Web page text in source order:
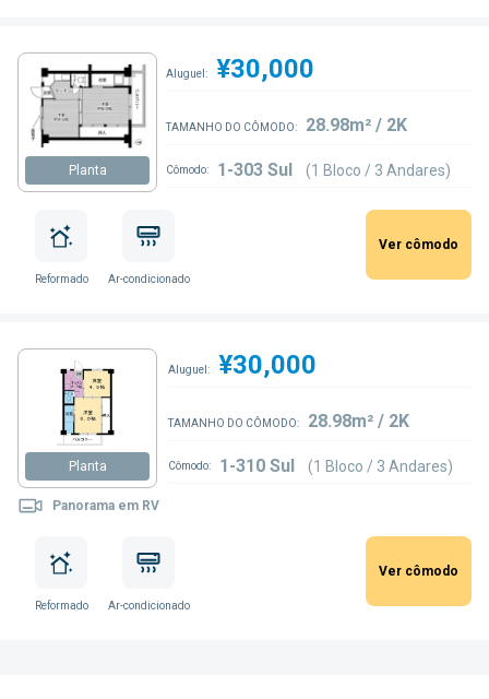
Planta
Aluguel: ¥30,000
TAMANHO DO CÔMODO: 28.98m² / 2K
Cômodo: 1-303 Sul (1 Bloco / 3 Andares)
Reformado Ar-condicionado
Ver cômodo
Planta
Panorama em RV
Aluguel: ¥30,000
TAMANHO DO CÔMODO: 28.98m² / 2K
Cômodo: 1-310 Sul (1 Bloco / 3 Andares)
Reformado Ar-condicionado
Ver cômodo